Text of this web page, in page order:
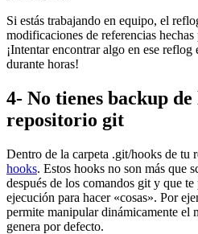
Si estás trabajando en equipo, el
modificaciones de referencias
¡Intentar encontrar algo en ese reflog
durante horas!
4- No tienes backup de
repositorio git
Dentro de la carpeta .git/hooks de tu
hooks. Estos hooks no son más que
después de los comandos git y que
ejecución para hacer «cosas». Por
permite manipular dinámicamente el
genera por defecto.